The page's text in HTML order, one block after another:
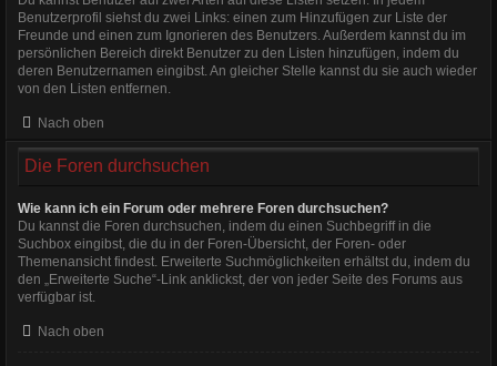
Benutzerprofil siehst du zwei Links: einen zum Hinzufügen zur Liste der
Freunde und einen zum Ignorieren des Benutzers. Außerdem kannst du im
persönlichen Bereich direkt Benutzer zu den Listen hinzufügen, indem du
deren Benutzernamen eingibst. An gleicher Stelle kannst du sie auch wieder
von den Listen entfernen.
Nach oben
Die Foren durchsuchen
Wie kann ich ein Forum oder mehrere Foren durchsuchen?
Du kannst die Foren durchsuchen, indem du einen Suchbegriff in die
Suchbox eingibst, die du in der Foren-Übersicht, der Foren- oder
Themenansicht findest. Erweiterte Suchmöglichkeiten erhältst du, indem du
den „Erweiterte Suche“-Link anklickst, der von jeder Seite des Forums aus
verfügbar ist.
Nach oben